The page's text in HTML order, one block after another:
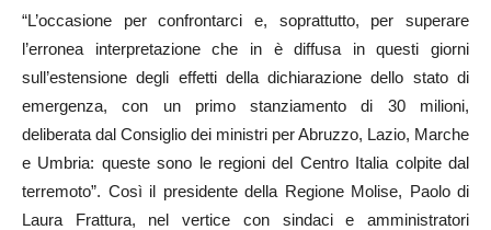
“L’occasione per confrontarci e, soprattutto, per superare
l’erronea interpretazione che in è diffusa in questi giorni
sull’estensione degli effetti della dichiarazione dello stato di
emergenza, con un primo stanziamento di 30 milioni,
deliberata dal Consiglio dei ministri per Abruzzo, Lazio, Marche
e Umbria: queste sono le regioni del Centro Italia colpite dal
terremoto”. Così il presidente della Regione Molise, Paolo di
Laura Frattura, nel vertice con sindaci e amministratori